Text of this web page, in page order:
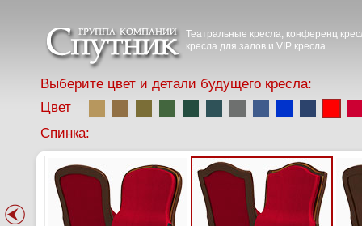
Театральные кресла, конференц
кресла для залов и VIP кресла
Выберите цвет и детали будущего кресла:
Цвет
Спинка: